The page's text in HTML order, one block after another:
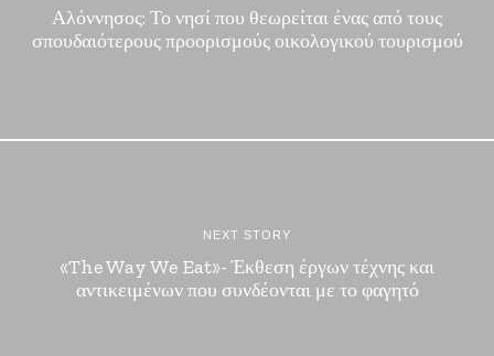
Αλόννησος: Το νησί που θεωρείται ένας από τους
σπουδαιότερους προορισμούς οικολογικού τουρισμού
NEXT STORY
«The Way We Eat»- Έκθεση έργων τέχνης και
αντικειμένων που συνδέονται με το φαγητό